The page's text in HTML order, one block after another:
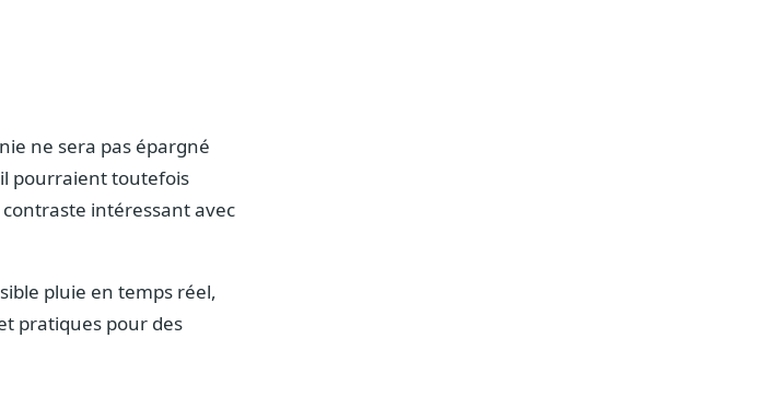
ne sera pas épargné
pourraient toutefois
intéressant avec
pluie en temps réel,
pratiques pour des